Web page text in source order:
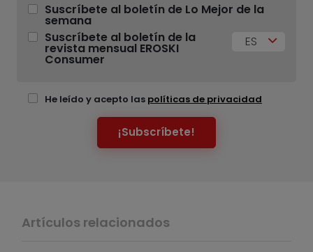
Suscríbete al boletín de Lo Mejor de la
semana
Suscríbete al boletín de la
revista mensual EROSKI
Consumer
ES
He leído y acepto las políticas de privacidad
¡Subscríbete!
Artículos relacionados